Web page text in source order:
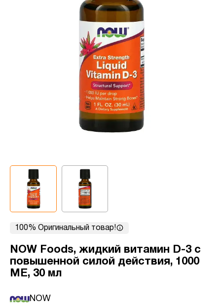
100% Оригинальный товар!
NOW Foods, жидкий витамин D-3 с
повышенной силой действия, 1000
МЕ, 30 мл
NOW